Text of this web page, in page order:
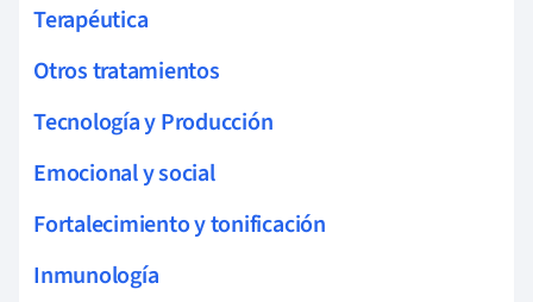
Terapéutica
Otros tratamientos
Tecnología y Producción
Emocional y social
Fortalecimiento y tonificación
Inmunología